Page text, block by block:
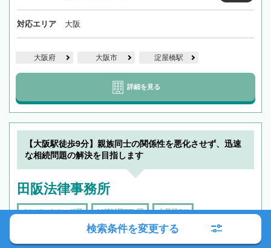
対応エリア 大阪
大阪府 大阪市 淀屋橋駅
詳細を見る
【大阪駅徒歩9分】親族同士の関係性を悪化させず、迅速
な相続問題の解決を目指します
田阪法律事務所
クレジットカード可 19時以降TEL可 土日祝OK
全国出張対応可
検索条件を変更する